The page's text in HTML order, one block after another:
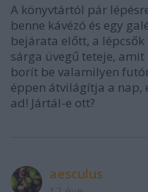
A könyvtártól pár
benne kávézó és egy
bejárata előtt, a
sárga üvegű teteje,
borít be valamilyen
éppen átvilágítja a nap,
ad! Jártál-e ott?
aesculus